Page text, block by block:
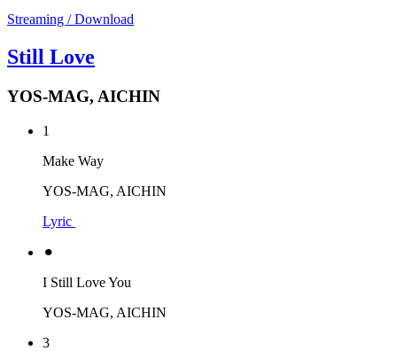
Streaming / Download
Still Love
YOS-MAG, AICHIN
1
Make Way
YOS-MAG, AICHIN
Lyric
⚫︎
I Still Love You
YOS-MAG, AICHIN
3